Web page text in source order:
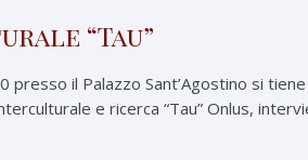
“Tau”
il Palazzo Sant’Agostino si
e ricerca “Tau” Onlus,